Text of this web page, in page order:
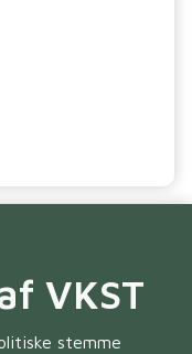
VKST
stemme